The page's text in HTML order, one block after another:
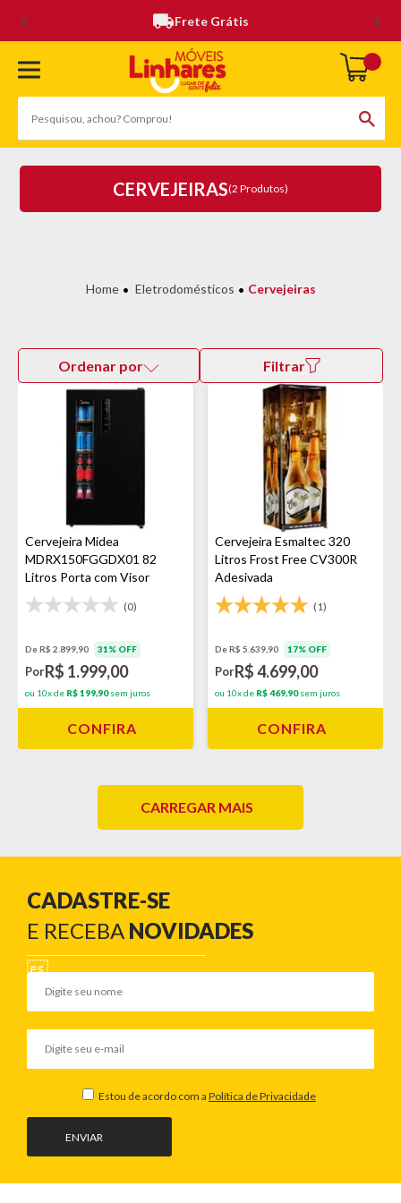
Frete Grátis
CERVEJEIRAS(2 Produtos)
Eletrodomésticos Cervejeiras
Ordenar por Filtrar
Cervejeira Midea
MDRX150FGGDX01 82
Litros Porta com Visor
(0)
De R$ 2.899,90 31% OFF
PorR$ 1.999,00
ou 10x de R$ 199,90sem juros
CONFIRA
Cervejeira Esmaltec 320
Litros Frost Free CV300R
Adesivada
(1)
De R$ 5.639,90 17% OFF
PorR$ 4.699,00
ou 10x de R$ 469,90sem juros
CONFIRA
CARREGAR MAIS
CADASTRE-SE
E RECEBA NOVIDADES
ENVIAR
Estou de acordo com a Política de Privacidade